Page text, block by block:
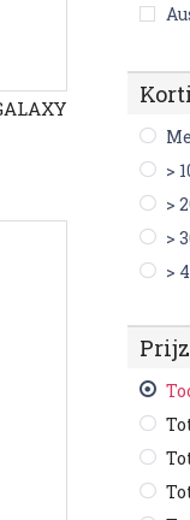
>
>
>
>